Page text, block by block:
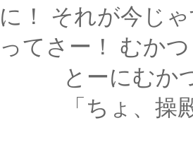
！ それが今じ
てさー！ むか
むかつく
操殿！それ